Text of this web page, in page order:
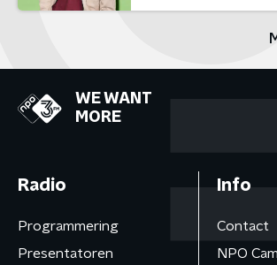
WE WANT
MORE
Radio
Programmering
Presentatoren
Info
Contact
NPO